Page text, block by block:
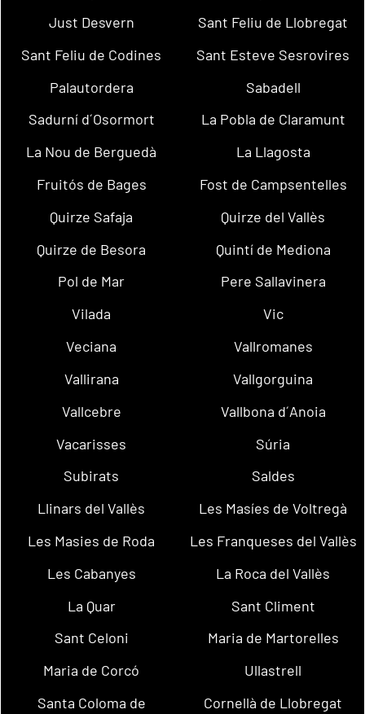
Just Desvern
Sant Feliu de Llobregat
Sant Feliu de Codines
Sant Esteve Sesrovires
Palautordera
Sabadell
Sadurní d´Osormort
La Pobla de Claramunt
La Nou de Berguedà
La Llagosta
Fruitós de Bages
Fost de Campsentelles
Quirze Safaja
Quirze del Vallès
Quirze de Besora
Quintí de Mediona
Pol de Mar
Pere Sallavinera
Vilada
Vic
Veciana
Vallromanes
Vallirana
Vallgorguina
Vallcebre
Vallbona d´Anoia
Vacarisses
Súria
Subirats
Saldes
Llinars del Vallès
Les Masíes de Voltregà
Les Masies de Roda
Les Franqueses del Vallès
Les Cabanyes
La Roca del Vallès
La Quar
Sant Climent
Sant Celoni
Maria de Martorelles
Maria de Corcó
Ullastrell
Santa Coloma de
Cornellà de Llobregat